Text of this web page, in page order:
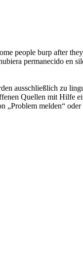
people burp after
permanecido en
ausschließlich zu
Quellen mit Hilfe
„Problem melden“ oder